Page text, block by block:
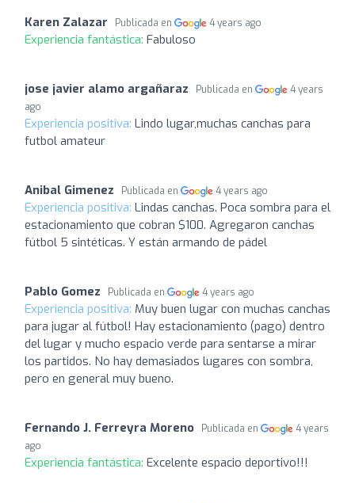
Karen Zalazar Publicada en 4 years ago
Experiencia fantástica: Fabuloso
jose javier alamo argañaraz Publicada en
4 years
ago
Experiencia positiva: Lindo lugar,muchas canchas para
futbol amateur
Anibal Gimenez Publicada en 4 years ago
Experiencia positiva: Lindas canchas. Poca sombra para el
estacionamiento que cobran $100. Agregaron canchas
fútbol 5 sintéticas. Y están armando de pádel
Pablo Gomez Publicada en 4 years ago
Experiencia positiva: Muy buen lugar con muchas canchas
para jugar al fútbol! Hay estacionamiento (pago) dentro
del lugar y mucho espacio verde para sentarse a mirar
los partidos. No hay demasiados lugares con sombra,
pero en general muy bueno.
Fernando J. Ferreyra Moreno Publicada en
4 years
ago
Experiencia fantástica: Excelente espacio deportivo!!!